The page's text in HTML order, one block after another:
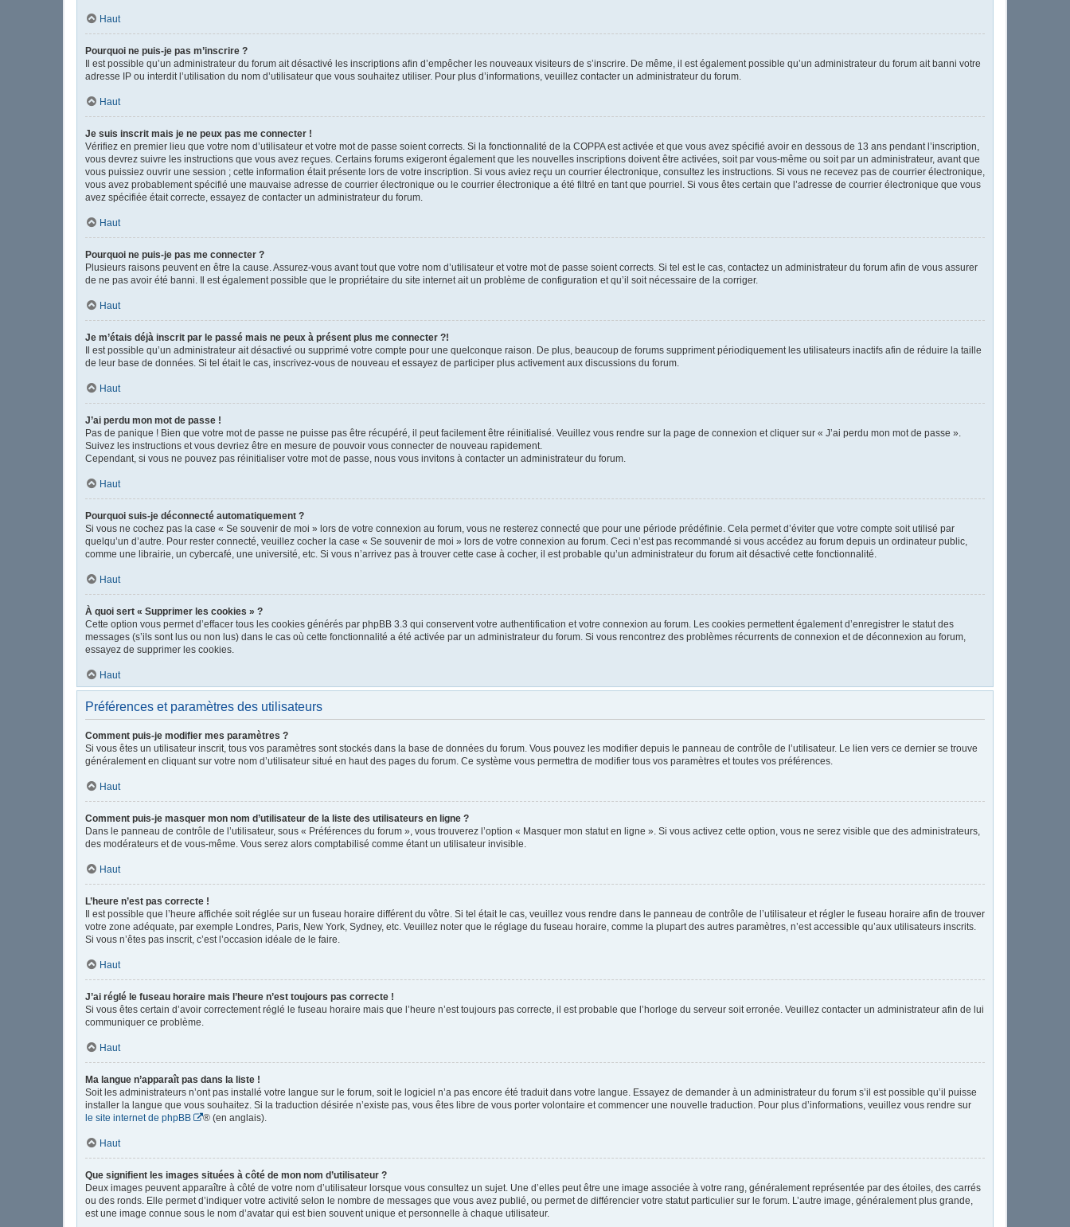
Haut
Pourquoi ne puis-je pas m’inscrire ?
Il est possible qu’un administrateur du forum ait désactivé les inscriptions afin d’empêcher les nouveaux visiteurs de s’inscrire. De même, il est également possible qu’un administrateur du forum ait banni votre
adresse IP ou interdit l’utilisation du nom d’utilisateur que vous souhaitez utiliser. Pour plus d’informations, veuillez contacter un administrateur du forum.
Haut
Je suis inscrit mais je ne peux pas me connecter !
Vérifiez en premier lieu que votre nom d’utilisateur et votre mot de passe soient corrects. Si la fonctionnalité de la COPPA est activée et que vous avez spécifié avoir en dessous de 13 ans pendant l’inscription,
vous devrez suivre les instructions que vous avez reçues. Certains forums exigeront également que les nouvelles inscriptions doivent être activées, soit par vous-même ou soit par un administrateur, avant que
vous puissiez ouvrir une session ; cette information était présente lors de votre inscription. Si vous aviez reçu un courrier électronique, consultez les instructions. Si vous ne recevez pas de courrier électronique,
vous avez probablement spécifié une mauvaise adresse de courrier électronique ou le courrier électronique a été filtré en tant que pourriel. Si vous êtes certain que l’adresse de courrier électronique que vous
avez spécifiée était correcte, essayez de contacter un administrateur du forum.
Haut
Pourquoi ne puis-je pas me connecter ?
Plusieurs raisons peuvent en être la cause. Assurez-vous avant tout que votre nom d’utilisateur et votre mot de passe soient corrects. Si tel est le cas, contactez un administrateur du forum afin de vous assurer
de ne pas avoir été banni. Il est également possible que le propriétaire du site internet ait un problème de configuration et qu’il soit nécessaire de la corriger.
Haut
Je m’étais déjà inscrit par le passé mais ne peux à présent plus me connecter ?!
Il est possible qu’un administrateur ait désactivé ou supprimé votre compte pour une quelconque raison. De plus, beaucoup de forums suppriment périodiquement les utilisateurs inactifs afin de réduire la taille
de leur base de données. Si tel était le cas, inscrivez-vous de nouveau et essayez de participer plus activement aux discussions du forum.
Haut
J’ai perdu mon mot de passe !
Pas de panique ! Bien que votre mot de passe ne puisse pas être récupéré, il peut facilement être réinitialisé. Veuillez vous rendre sur la page de connexion et cliquer sur « J’ai perdu mon mot de passe ».
Suivez les instructions et vous devriez être en mesure de pouvoir vous connecter de nouveau rapidement.
Cependant, si vous ne pouvez pas réinitialiser votre mot de passe, nous vous invitons à contacter un administrateur du forum.
Haut
Pourquoi suis-je déconnecté automatiquement ?
Si vous ne cochez pas la case « Se souvenir de moi » lors de votre connexion au forum, vous ne resterez connecté que pour une période prédéfinie. Cela permet d’éviter que votre compte soit utilisé par
quelqu’un d’autre. Pour rester connecté, veuillez cocher la case « Se souvenir de moi » lors de votre connexion au forum. Ceci n’est pas recommandé si vous accédez au forum depuis un ordinateur public,
comme une librairie, un cybercafé, une université, etc. Si vous n’arrivez pas à trouver cette case à cocher, il est probable qu’un administrateur du forum ait désactivé cette fonctionnalité.
Haut
À quoi sert « Supprimer les cookies » ?
Cette option vous permet d’effacer tous les cookies générés par phpBB 3.3 qui conservent votre authentification et votre connexion au forum. Les cookies permettent également d’enregistrer le statut des
messages (s’ils sont lus ou non lus) dans le cas où cette fonctionnalité a été activée par un administrateur du forum. Si vous rencontrez des problèmes récurrents de connexion et de déconnexion au forum,
essayez de supprimer les cookies.
Haut
Préférences et paramètres des utilisateurs
Comment puis-je modifier mes paramètres ?
Si vous êtes un utilisateur inscrit, tous vos paramètres sont stockés dans la base de données du forum. Vous pouvez les modifier depuis le panneau de contrôle de l’utilisateur. Le lien vers ce dernier se trouve
généralement en cliquant sur votre nom d’utilisateur situé en haut des pages du forum. Ce système vous permettra de modifier tous vos paramètres et toutes vos préférences.
Haut
Comment puis-je masquer mon nom d’utilisateur de la liste des utilisateurs en ligne ?
Dans le panneau de contrôle de l’utilisateur, sous « Préférences du forum », vous trouverez l’option « Masquer mon statut en ligne ». Si vous activez cette option, vous ne serez visible que des administrateurs,
des modérateurs et de vous-même. Vous serez alors comptabilisé comme étant un utilisateur invisible.
Haut
L’heure n’est pas correcte !
Il est possible que l’heure affichée soit réglée sur un fuseau horaire différent du vôtre. Si tel était le cas, veuillez vous rendre dans le panneau de contrôle de l’utilisateur et régler le fuseau horaire afin de trouver
votre zone adéquate, par exemple Londres, Paris, New York, Sydney, etc. Veuillez noter que le réglage du fuseau horaire, comme la plupart des autres paramètres, n’est accessible qu’aux utilisateurs inscrits.
Si vous n’êtes pas inscrit, c’est l’occasion idéale de le faire.
Haut
J’ai réglé le fuseau horaire mais l’heure n’est toujours pas correcte !
Si vous êtes certain d’avoir correctement réglé le fuseau horaire mais que l’heure n’est toujours pas correcte, il est probable que l’horloge du serveur soit erronée. Veuillez contacter un administrateur afin de lui
communiquer ce problème.
Haut
Ma langue n’apparaît pas dans la liste !
Soit les administrateurs n’ont pas installé votre langue sur le forum, soit le logiciel n’a pas encore été traduit dans votre langue. Essayez de demander à un administrateur du forum s’il est possible qu’il puisse
installer la langue que vous souhaitez. Si la traduction désirée n’existe pas, vous êtes libre de vous porter volontaire et commencer une nouvelle traduction. Pour plus d’informations, veuillez vous rendre sur
le site internet de phpBB
® (en anglais).
Haut
Que signifient les images situées à côté de mon nom d’utilisateur ?
Deux images peuvent apparaître à côté de votre nom d’utilisateur lorsque vous consultez un sujet. Une d’elles peut être une image associée à votre rang, généralement représentée par des étoiles, des carrés
ou des ronds. Elle permet d’indiquer votre activité selon le nombre de messages que vous avez publié, ou permet de différencier votre statut particulier sur le forum. L’autre image, généralement plus grande,
est une image connue sous le nom d’avatar qui est bien souvent unique et personnelle à chaque utilisateur.